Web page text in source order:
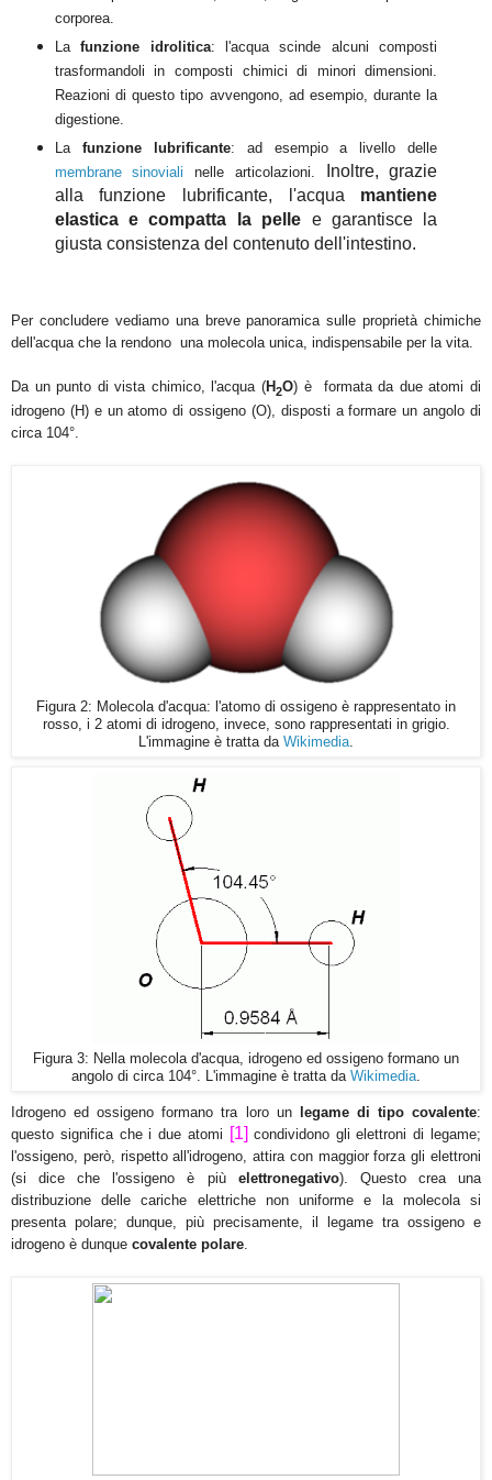
corporea.
Lafunzione idrolitica: l'acqua scinde alcuni composti
trasformandoli in composti chimici di minori dimensioni.
Reazioni di questo tipo avvengono, ad esempio, durante la
digestione.
La funzione ubrificante: ad esempio a livello delle
membrane sinoviali nelle articolazioni.
Inoltre, grazie
alla funzione lubrificante, l'acqua mantiene
elastica e compatta la pelle e garantisce la
giusta consistenza del contenuto dell'intestino.
Per concludere vediamo una breve panoramica sulle proprietà chimiche
dell'acqua che la rendono una molecola unica, indispensabile per la vita.
Da un punto di vista chimico, l'acqua (H2O) è
formata da due atomi di
idrogeno (H) e un atomo di ossigeno (O), disposti a formare un angolo di
circa 104°
Figura 2: Molecola d'acqua: l'atomo di ossigeno è rappresentato in
rosso, i 2 atomi di idrogeno, invece, sono rappresentati in grigio.
L'immagine è tratta da Wikimedia
Figura 3: Nella molecola d'acqua, idrogeno ed ossigeno formano un
angolo di circa 104°. L'immagine è tratta da Wikimedia
Idrogeno ed ossigeno formano tra loro un legame di tipo covalente:
questo significa che i due atomi [1] condividono gli elettroni di legame;
l'ossigeno , però, rispetto all'idrogeno, attira con maggior forza gli elettroni
(si dice che l'ossigeno è più elettronegativo). Questo crea una
distribuzione delle cariche elettriche non uniforme e la molecola si
presenta polare; dunque, più precisamente, il legame tra ossigeno e
idrogeno è dunque covalente polare